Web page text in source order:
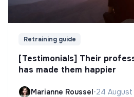
Retraining guide
[Testimonials] Their
has made them happier
Marianne Roussel•24